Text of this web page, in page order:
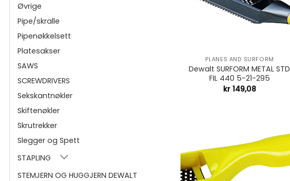
Øvrige
Pipe/skralle
Pipenøkkelsett
Platesakser
SAWS
SCREWDRIVERS
Sekskantnøkler
Skiftenøkler
Skrutrekker
Slegger og Spett
STAPLING
STEMJERN OG HUGGJERN DEWALT
PLANES AND SURFORM
Dewalt SURFORM METAL STD
FIL 440 5-21-295
kr149,08